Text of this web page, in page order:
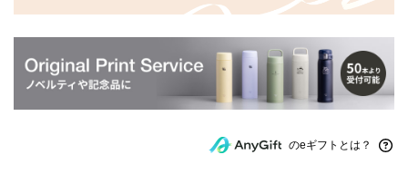
のeギフトとは？